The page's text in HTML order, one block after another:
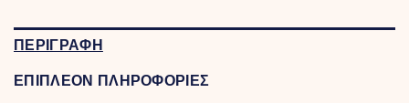
ΠΕΡΙΓΡΑΦΗ
ΕΠΙΠΛΕΟΝ ΠΛΗΡΟΦΟΡΙΕΣ